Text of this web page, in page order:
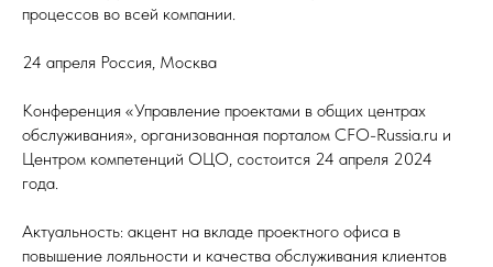
процессов во всей компании.
24 апреля Россия, Москва
Конференция «Управление проектами в общих центрах
обслуживания», организованная порталом CFO-Russia.ru и
Центром компетенций ОЦО, состоится 24 апреля 2024
года.
Актуальность: акцент на вкладе проектного офиса в
повышение лояльности и качества обслуживания клиентов